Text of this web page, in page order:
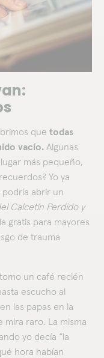
que todas
vacío. Algunas
más pequeño,
Yo ya
abrir un
Calcetín Perdido y
gratis para mayores
de trauma
un café recién
escucho al
las papas en la
mira raro. La misma
yo decía “la
hora habían